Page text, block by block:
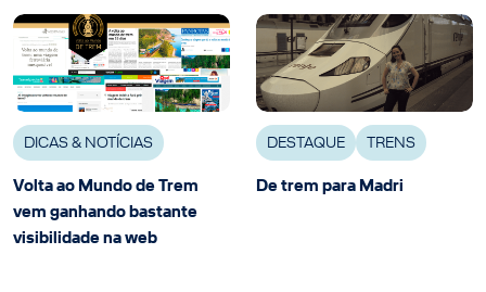
DICAS & NOTÍCIAS
Volta ao Mundo de Trem
vem ganhando bastante
visibilidade na web
DESTAQUE TRENS
De trem para Madri